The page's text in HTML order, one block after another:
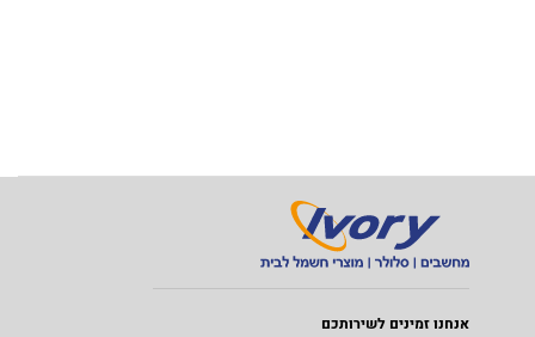
אנחנו זמינים לשירותכם